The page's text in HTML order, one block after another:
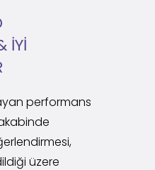
İYİ
performans
üzere